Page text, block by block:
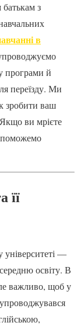
з
в
програми й
переїзду. Ми
зробити ваш
ви мрієте
її
університеті —
освіту. В
важливо, щоб у